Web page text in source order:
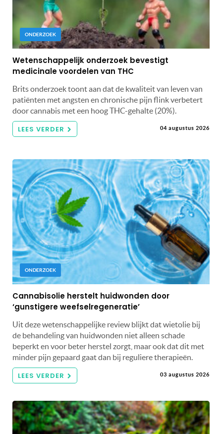
ONDERZOEK
Wetenschappelijk onderzoek bevestigt
medicinale voordelen van THC
Brits onderzoek toont aan dat de kwaliteit van leven van
patiënten met angsten en chronische pijn flink verbetert
door cannabis met een hoog THC-gehalte (20%).
LEES VERDER 04 augustus 2026
ONDERZOEK
Cannabisolie herstelt huidwonden door
‘gunstigere weefselregeneratie’
Uit deze wetenschappelijke review blijkt dat wietolie bij
de behandeling van huidwonden niet alleen schade
beperkt en voor beter herstel zorgt, maar ook dat dit met
minder pijn gepaard gaat dan bij reguliere therapieën.
LEES VERDER 03 augustus 2026